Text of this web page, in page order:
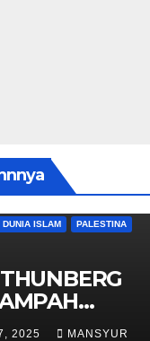
DUNIA ISLAM PALESTINA
2025 MANSYUR